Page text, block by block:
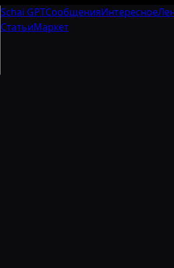
Schai GPTСообщенияИнтересное
СтатьиМаркет